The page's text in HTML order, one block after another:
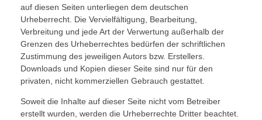
auf diesen Seiten unterliegen dem deutschen
Urheberrecht. Die Vervielfältigung, Bearbeitung,
Verbreitung und jede Art der Verwertung außerhalb der
Grenzen des Urheberrechtes bedürfen der schriftlichen
Zustimmung des jeweiligen Autors bzw. Erstellers.
Downloads und Kopien dieser Seite sind nur für den
privaten, nicht kommerziellen Gebrauch gestattet.
Soweit die Inhalte auf dieser Seite nicht vom Betreiber
erstellt wurden, werden die Urheberrechte Dritter beachtet.